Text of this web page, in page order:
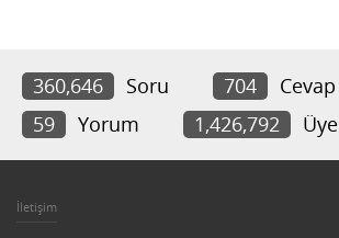
360,646 Soru 704
Cevap
59
Yorum 1,426,792 Üye
İletişim